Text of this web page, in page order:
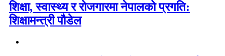
शिक्षा, स्वास्थ्य र रोजगारमा नेपालको प्रगति:
शिक्षामन्त्री पौडेल